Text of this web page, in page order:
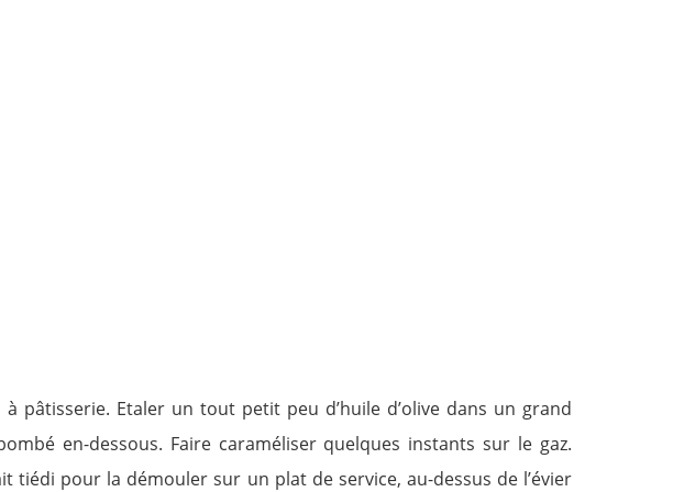
Etaler un tout petit peu d’huile d’olive dans un grand
en-dessous. Faire caraméliser quelques instants sur le gaz.
pour la démouler sur un plat de service, au-dessus de l’évier